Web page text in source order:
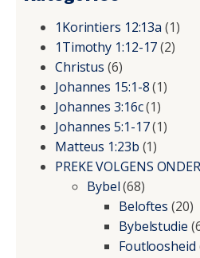
1Korintiers 12:13a (1)
1Timothy 1:12-17(2)
Christus (6)
Johannes 15:1-8(1)
Johannes 3:16c(1)
Johannes 5:1-17(1)
Matteus 1:23b (1)
PREKE VOLGENS
Bybel(68)
Beloftes (20)
Bybelstudie
Foutloosheid